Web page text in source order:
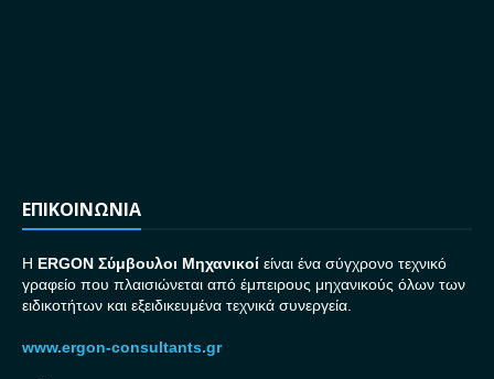
ΕΠΙΚΟΙΝΩΝΙΑ
H ERGON Σύμβουλοι Μηχανικοί είναι ένα σύγχρονο τεχνικό
γραφείο που πλαισιώνεται από έμπειρους μηχανικούς όλων των
ειδικοτήτων και εξειδικευμένα τεχνικά συνεργεία.
www.ergon-consultants.gr